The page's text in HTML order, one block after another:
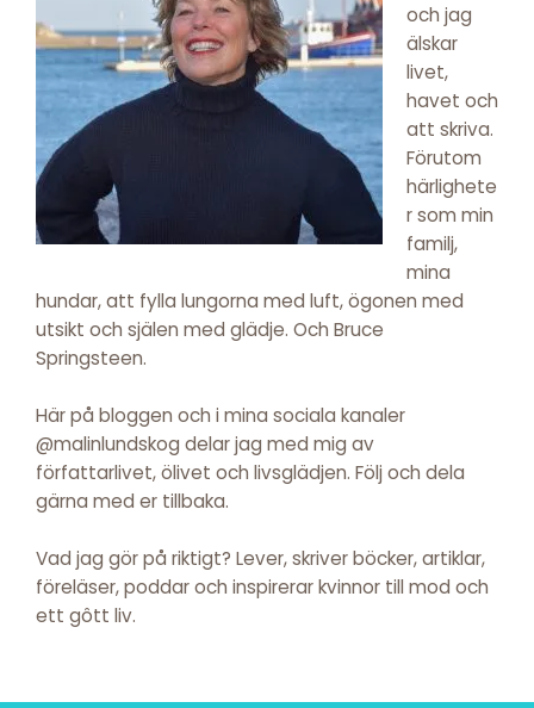
och jag
älskar
livet,
havet och
att skriva.
Förutom
härlighete
r som min
familj,
mina
hundar, att fylla lungorna med luft, ögonen med
utsikt och själen med glädje. Och Bruce
Springsteen.
Här på bloggen och i mina sociala kanaler
@malinlundskog delar jag med mig av
författarlivet, ölivet och livsglädjen. Följ och dela
gärna med er tillbaka.
Vad jag gör på riktigt? Lever, skriver böcker, artiklar,
föreläser, poddar och inspirerar kvinnor till mod och
ett gôtt liv.